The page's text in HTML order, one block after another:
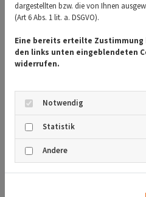
Ich habe die
Kenntnis
dargestellten bzw. die von Ihnen
(Art 6 Abs. 1 lit. a. DSGVO).
Eine bereits erteilte Zustimmung
den links unten eingeblendeten
widerrufen.
Notwendig
Statistik
Andere